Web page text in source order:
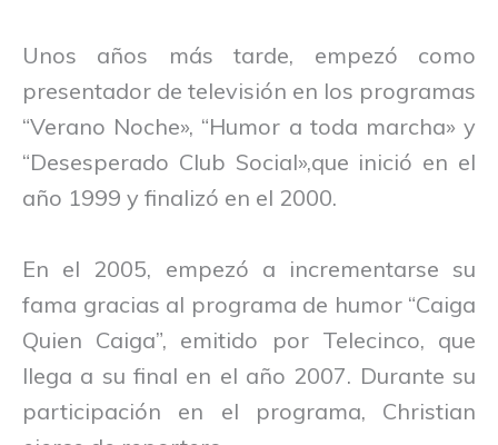
Unos años más tarde, empezó como
presentador de televisión en los programas
“Verano Noche», “Humor a toda marcha» y
“Desesperado Club Social»,que inició en el
año 1999 y finalizó en el 2000.
En el 2005, empezó a incrementarse su
fama gracias al programa de humor “Caiga
Quien Caiga”, emitido por Telecinco, que
llega a su final en el año 2007. Durante su
participación en el programa, Christian